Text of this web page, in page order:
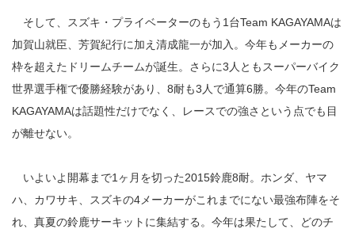
そして、スズキ・プライベーターのもう1台Team KAGAYAMAは
加賀山就臣、芳賀紀行に加え清成龍一が加入。今年もメーカーの
枠を超えたドリームチームが誕生。さらに3人ともスーパーバイク
世界選手権で優勝経験があり、8耐も3人で通算6勝。今年のTeam
KAGAYAMAは話題性だけでなく、レースでの強さという点でも目
が離せない。
いよいよ開幕まで1ヶ月を切った2015鈴鹿8耐。ホンダ、ヤマ
ハ、カワサキ、スズキの4メーカーがこれまでにない最強布陣をそ
れ、真夏の鈴鹿サーキットに集結する。今年は果たして、どのチ